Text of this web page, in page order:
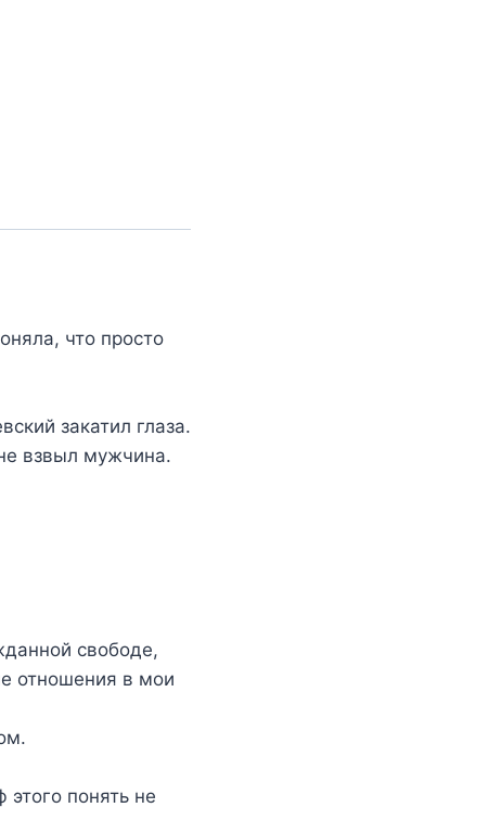
что просто
закатил глаза.
взвыл мужчина.
свободе,
отношения в мои
понять не